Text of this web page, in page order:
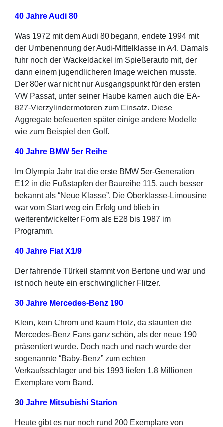
40 Jahre Audi 80
Was 1972 mit dem Audi 80 begann, endete 1994 mit
der Umbenennung der Audi-Mittelklasse in A4. Damals
fuhr noch der Wackeldackel im Spießerauto mit, der
dann einem jugendlicheren Image weichen musste.
Der 80er war nicht nur Ausgangspunkt für den ersten
VW Passat, unter seiner Haube kamen auch die EA-
827-Vierzylindermotoren zum Einsatz. Diese
Aggregate befeuerten später einige andere Modelle
wie zum Beispiel den Golf.
40 Jahre BMW 5er Reihe
Im Olympia Jahr trat die erste BMW 5er-Generation
E12 in die Fußstapfen der Baureihe 115, auch besser
bekannt als “Neue Klasse”. Die Oberklasse-Limousine
war vom Start weg ein Erfolg und blieb in
weiterentwickelter Form als E28 bis 1987 im
Programm.
40 Jahre Fiat X1/9
Der fahrende Türkeil stammt von Bertone und war und
ist noch heute ein erschwinglicher Flitzer.
30 Jahre Mercedes-Benz 190
Klein, kein Chrom und kaum Holz, da staunten die
Mercedes-Benz Fans ganz schön, als der neue 190
präsentiert wurde. Doch nach und nach wurde der
sogenannte “Baby-Benz” zum echten
Verkaufsschlager und bis 1993 liefen 1,8 Millionen
Exemplare vom Band.
30 Jahre Mitsubishi Starion
Heute gibt es nur noch rund 200 Exemplare von